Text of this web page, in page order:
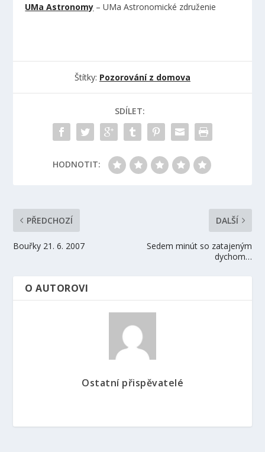
UMa Astronomy – UMa Astronomické združenie
Štítky: Pozorování z domova
SDÍLET:
HODNOTIT:
PŘEDCHOZÍ
Bouřky 21. 6. 2007
DALŠÍ
Sedem minút so zatajeným
dychom…
O AUTOROVI
Ostatní přispěvatelé